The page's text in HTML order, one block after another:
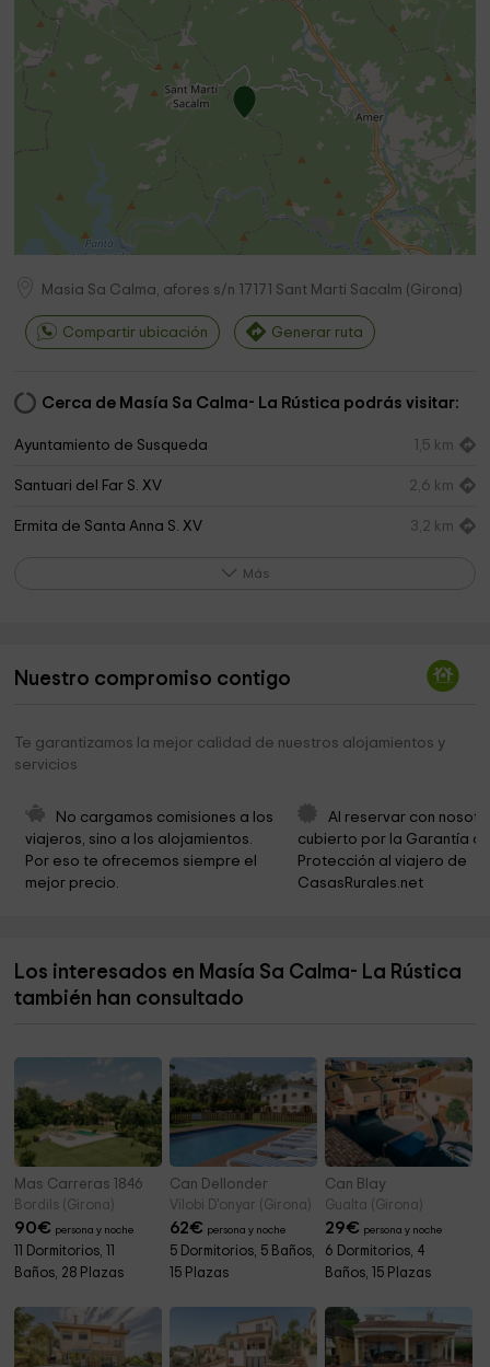
Masia Sa Calma, afores s/n 17171 Sant Marti Sacalm (Girona)
Compartir ubicación Generar ruta
Cerca de Masía Sa Calma- La Rústica podrás visitar:
Ayuntamiento de Susqueda 1,5 km
Santuari del Far S. XV 2,6 km
Ermita de Santa Anna S. XV 3,2 km
Iglesia de Sant Miquel de Maifré
Parroquia de Sant Cristòfol 5,6 km
Safareig De La Canal
Iglesia de Santa Maria de les Encies
Cementerio del Coll
Font De La Mata 6,5 km
Ayuntamiento de la Cellera de Ter 6,7 km
Más
Nuestro compromiso contigo
Te garantizamos la mejor calidad de nuestros alojamientos y
servicios
No cargamos comisiones a los
viajeros, sino a los alojamientos.
Por eso te ofrecemos siempre el
mejor precio.
Al reservar con
cubierto por la Garantía
Protección al viajero de
CasasRurales.net
Los interesados en Masía Sa Calma- La Rústica
también han consultado
Mas Carreras 1846
Bordils (Girona)
90€ persona y noche
11 Dormitorios, 11
Baños, 28 Plazas
Can Dellonder
Vilobi D'onyar (Girona)
62€ persona y noche
5 Dormitorios, 5 Baños,
15 Plazas
Can Blay
Gualta (Girona)
29€ persona y noche
6 Dormitorios, 4
Baños, 15 Plazas